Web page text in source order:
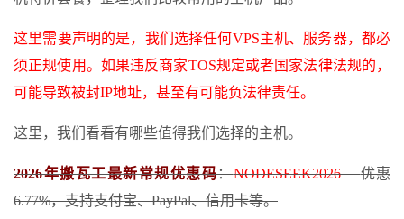
这里需要声明的是，我们选择任何VPS主机、服务器，都必
须正规使用。如果违反商家TOS规定或者国家法律法规的，
可能导致被封IP地址，甚至有可能负法律责任。
这里，我们看看有哪些值得我们选择的主机。
2026年搬瓦工最新常规优惠码：NODESEEK2026优惠
6.77%，支持支付宝、PayPal、信用卡等。